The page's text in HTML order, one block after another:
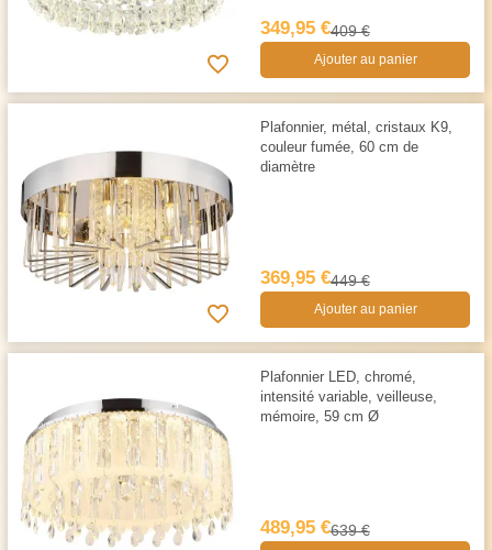
349,95 €409 €
Ajouter au panier
Plafonnier, métal, cristaux K9,
couleur fumée, 60 cm de
diamètre
369,95 €449 €
Ajouter au panier
Plafonnier LED, chromé,
intensité variable, veilleuse,
mémoire, 59 cm Ø
489,95 €639 €